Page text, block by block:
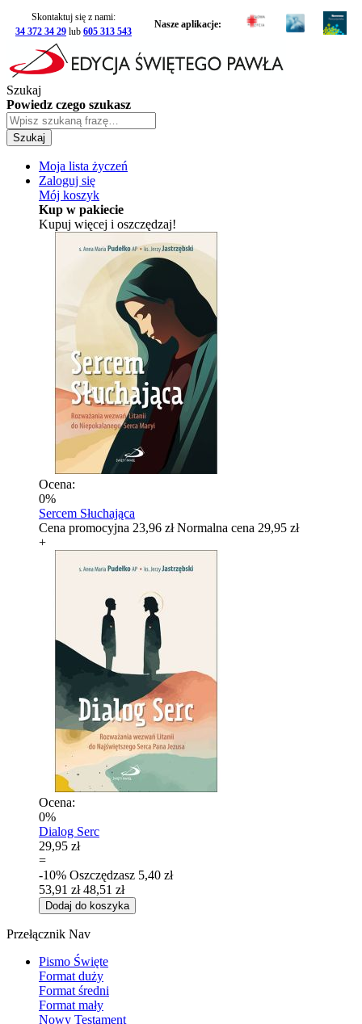
Skontaktuj się z nami:
34 372 34 29 lub 605 313 543
Nasze aplikacje:
Szukaj
Powiedz czego szukasz
Szukaj
Moja lista życzeń
Zaloguj się
Mój koszyk
Kup w pakiecie
Kupuj więcej i oszczędzaj!
Ocena:
0%
Sercem Słuchająca
Cena promocyjna 23,96 zł Normalna cena 29,95 zł
+
Ocena:
0%
Dialog Serc
29,95 zł
=
-10% Oszczędzasz 5,40 zł
53,91 zł 48,51 zł
Dodaj do koszyka
Przełącznik Nav
Pismo Święte
Format duży
Format średni
Format mały
Nowy Testament